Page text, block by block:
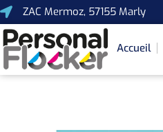
ZAC Mermoz, 57155 Marly
Accueil